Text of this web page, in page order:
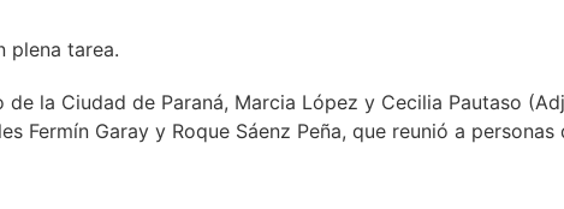
plena tarea.
de la Ciudad de Paraná, Marcia López y Cecilia Pautaso
Fermín Garay y Roque Sáenz Peña, que reunió a